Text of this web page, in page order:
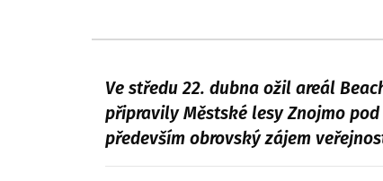
Ve středu 22. dubna ožil areál
připravily Městské lesy Znojmo
především obrovský zájem